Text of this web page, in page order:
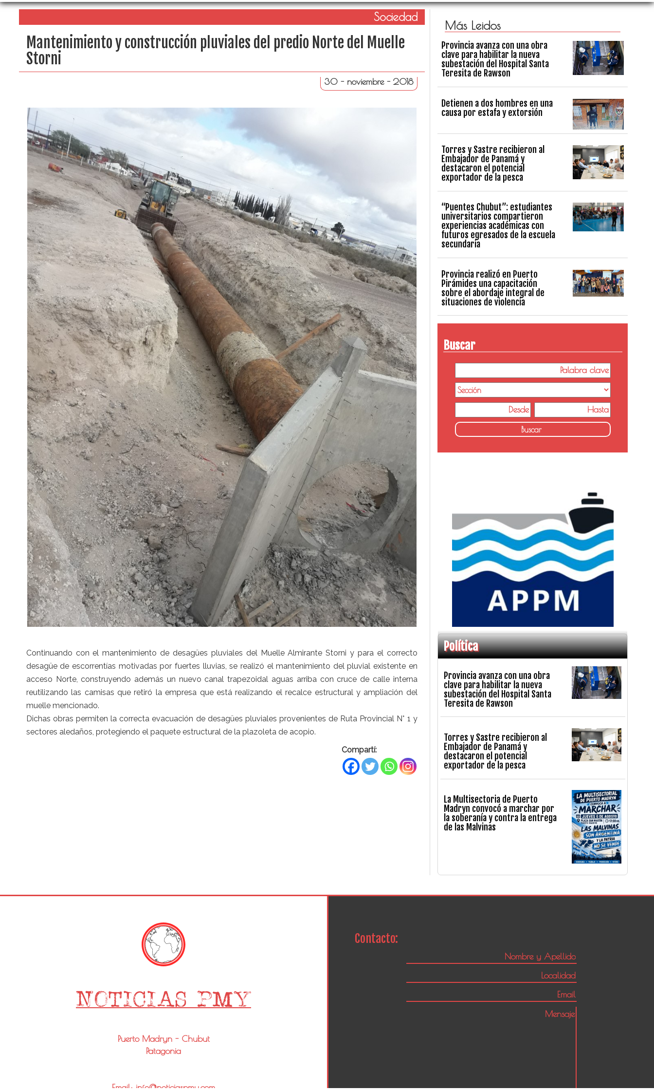
Sociedad
Mantenimiento y construcción pluviales del predio Norte del Muelle
Storni
30 - noviembre - 2018
Continuando con el mantenimiento de desagües pluviales del Muelle Almirante Storni y para el correcto
desagüe de escorrentías motivadas por fuertes lluvias, se realizó el mantenimiento del pluvial existente en
acceso Norte, construyendo además un nuevo canal trapezoidal aguas arriba con cruce de calle interna
reutilizando las camisas que retiró la empresa que está realizando el recalce estructural y ampliación del
muelle mencionado.
Dichas obras permiten la correcta evacuación de desagües pluviales provenientes de Ruta Provincial N° 1 y
sectores aledaños, protegiendo el paquete estructural de la plazoleta de acopio.
Compartí:
Más Leidos
Provincia avanza con una obra
clave para habilitar la nueva
subestación del Hospital Santa
Teresita de Rawson
Detienen a dos hombres en una
causa por estafa y extorsión
Torres y Sastre recibieron al
Embajador de Panamá y
destacaron el potencial
exportador de la pesca
“Puentes Chubut”: estudiantes
universitarios compartieron
experiencias académicas con
futuros egresados de la escuela
secundaria
Provincia realizó en Puerto
Pirámides una capacitación
sobre el abordaje integral de
situaciones de violencia
Buscar
Política
Provincia avanza con una obra
clave para habilitar la nueva
subestación del Hospital Santa
Teresita de Rawson
Torres y Sastre recibieron al
Embajador de Panamá y
destacaron el potencial
exportador de la pesca
La Multisectoria de Puerto
Madryn convocó a marchar por
la soberanía y contra la entrega
de las Malvinas
Puerto Madryn - Chubut
Patagonia
Email: info@noticiaspmy.com
Contacto: